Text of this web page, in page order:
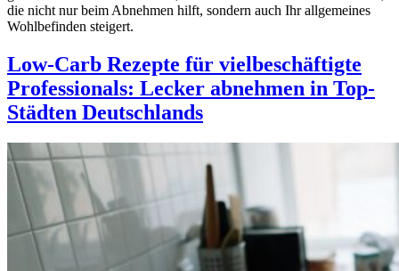
die nicht nur beim Abnehmen hilft, sondern auch Ihr allgemeines
Wohlbefinden steigert.
Low-Carb Rezepte für vielbeschäftigte
Professionals: Lecker abnehmen in Top-
Städten Deutschlands